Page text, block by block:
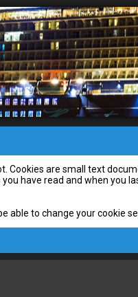
are small text
have read and when you
able to change your cookie